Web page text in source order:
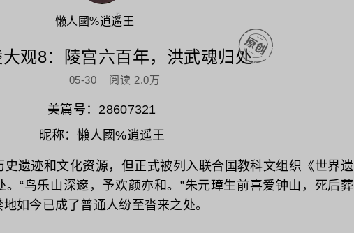
懶人國%逍遥王
观8：陵宫六百年，洪武魂归处
05-30 阅读 2.0万
美篇号：28607321
昵称：懶人國%逍遥王
迹和文化资源，但‌正式被列入联合国教科文组织《世界遗
“鸟乐山深邃，予欢颜亦和。”朱元璋生前喜爱钟山，死后葬
如今已成了普通人纷至沓来之处。